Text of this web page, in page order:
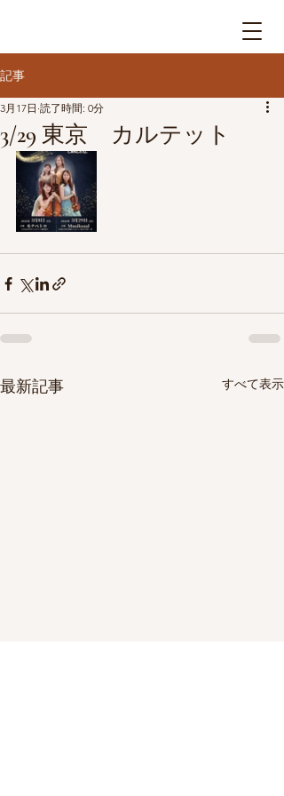
記事
3/29 東京 カルテット
3月17日 読了時間: 0分
最新記事 すべて表示